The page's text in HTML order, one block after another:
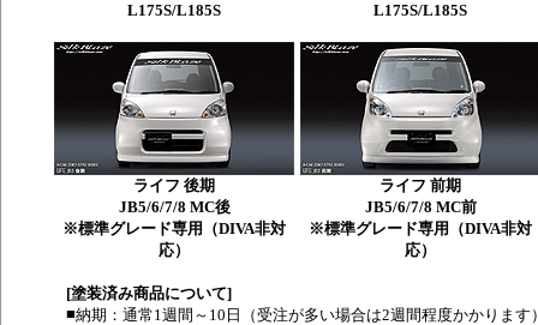
L175S/L185S
L175S/L185S
ライフ 後期
JB5/6/7/8 MC後
※標準グレード専用（DIVA非対
応）
ライフ 前期
JB5/6/7/8 MC前
※標準グレード専用（DIVA非対
応）
[塗装済み商品について]
■納期：通常1週間～10日（受注が多い場合は2週間程度かかります